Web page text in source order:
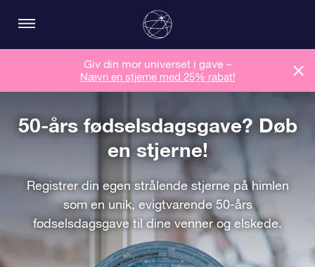
Giv din mor universet i gave –
Nævn en stjerne med 25% rabat!
50-års fødselsdagsgave? Døb
en stjerne!
Registrer din egen strålende stjerne på himlen
som en unik, evigtvarende 50-års
fødselsdagsgave til dine venner og elskede.